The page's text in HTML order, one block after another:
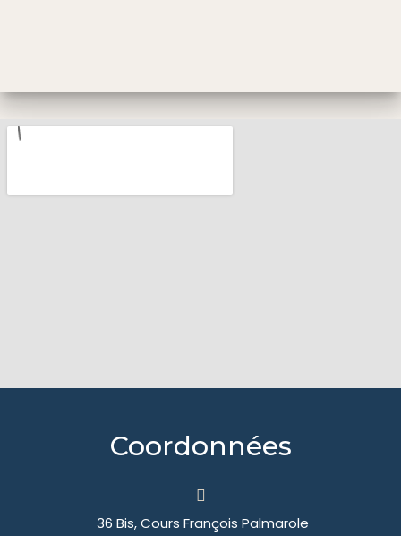
Coordonnées
36 Bis, Cours François Palmarole